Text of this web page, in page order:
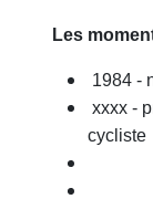
Les
1984 -
xxxx -
cycliste